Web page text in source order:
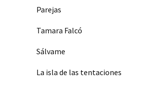
Parejas
Tamara Falcó
Sálvame
La isla de las tentaciones